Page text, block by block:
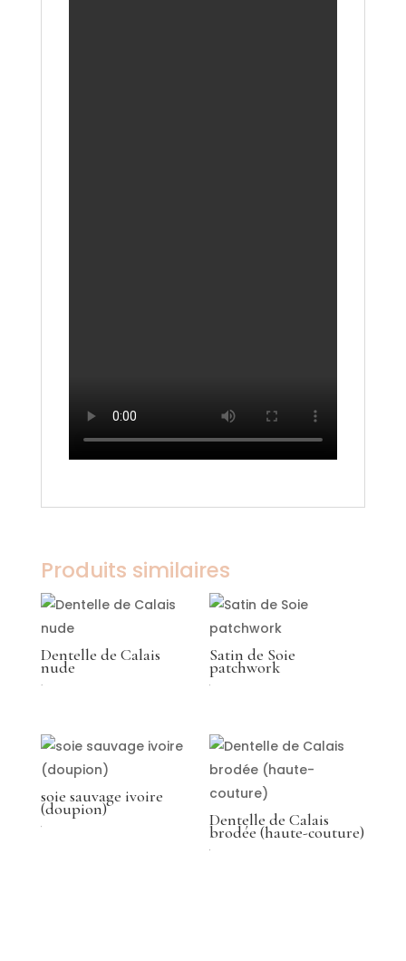
Produits similaires
Dentelle de Calais
nude
Satin de Soie
patchwork
soie sauvage ivoire
(doupion)
Dentelle de Calais
brodée (haute-couture)